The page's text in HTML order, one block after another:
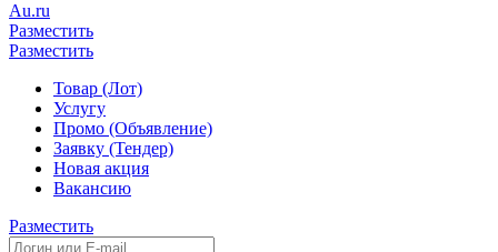
Au.ru
Разместить
Разместить
Товар (Лот)
Услугу
Промо (Объявление)
Заявку (Тендер)
Новая акция
Вакансию
Разместить